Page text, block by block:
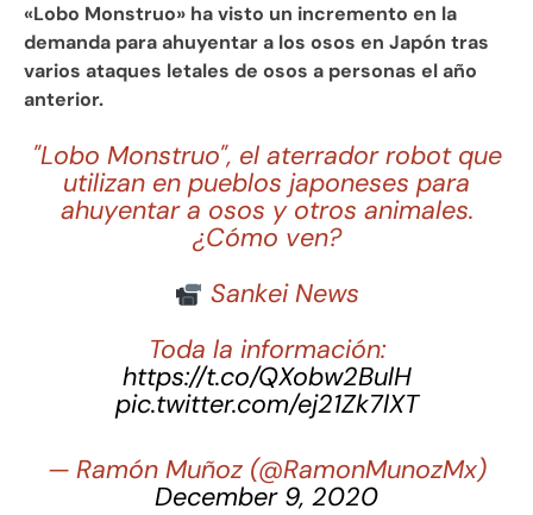
«Lobo Monstruo» ha visto un incremento en la
demanda para ahuyentar a los osos en Japón tras
varios ataques letales de osos a personas el año
anterior.
"Lobo Monstruo", el aterrador robot que
utilizan en pueblos japoneses para
ahuyentar a osos y otros animales.
¿Cómo ven?
Sankei News
Toda la información:
https://t.co/QXobw2BulH
pic.twitter.com/ej21Zk7lXT
— Ramón Muñoz (@RamonMunozMx)
December 9, 2020